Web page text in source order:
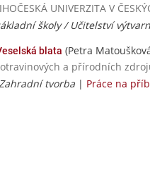
UNIVERZITA V
školy / Učitelství
blata (Petra
a přírodních
tvorba | Práce na